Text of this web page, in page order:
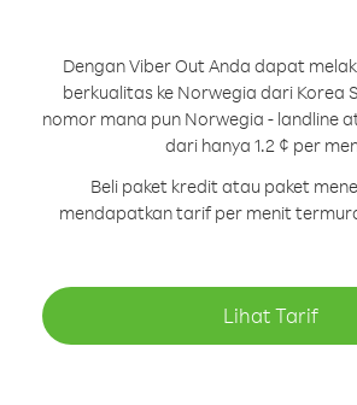
Dengan Viber Out Anda dapat
berkualitas ke Norwegia dari Korea
nomor mana pun Norwegia - landline
dari hanya 1.2 ¢ per
Beli paket kredit atau paket
mendapatkan tarif per menit
Lihat Tarif